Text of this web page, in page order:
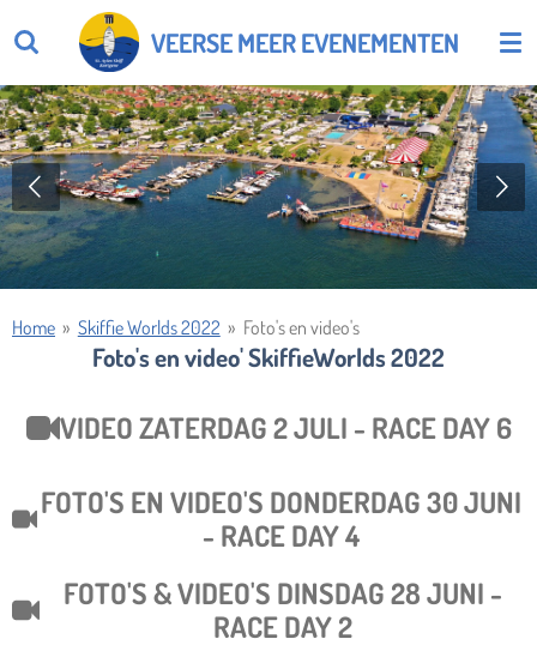
direct
naar
de
hoofdinhoud
VEERSE MEER EVENEMENTEN
Home » Skiffie Worlds 2022 » Foto's en video's
Foto's en video' SkiffieWorlds 2022
VIDEO ZATERDAG 2 JULI - RACE DAY 6
FOTO'S EN VIDEO'S DONDERDAG 30 JUNI
- RACE DAY 4
FOTO'S & VIDEO'S DINSDAG 28 JUNI -
RACE DAY 2